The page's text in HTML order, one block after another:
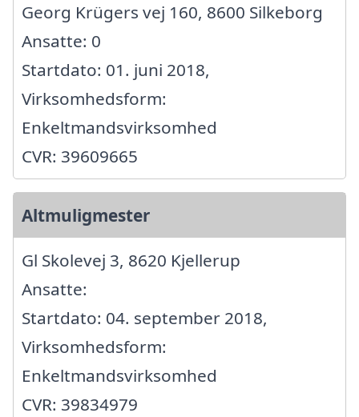
Georg Krügers vej 160, 8600 Silkeborg
Ansatte: 0
Startdato: 01. juni 2018,
Virksomhedsform:
Enkeltmandsvirksomhed
CVR: 39609665
Altmuligmester
Gl Skolevej 3, 8620 Kjellerup
Ansatte:
Startdato: 04. september 2018,
Virksomhedsform:
Enkeltmandsvirksomhed
CVR: 39834979